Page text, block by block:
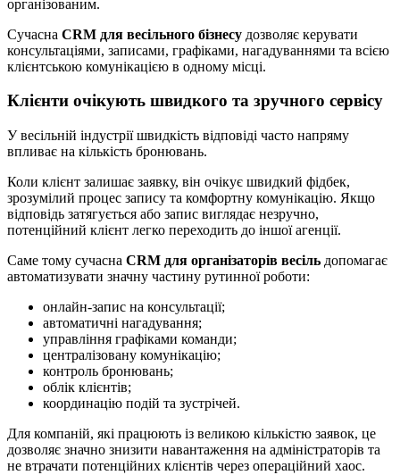
організованим.
Сучасна CRM для весільного бізнесу дозволяє керувати
консультаціями, записами, графіками, нагадуваннями та всією
клієнтською комунікацією в одному місці.
Клієнти очікують швидкого та зручного сервісу
У весільній індустрії швидкість відповіді часто напряму
впливає на кількість бронювань.
Коли клієнт залишає заявку, він очікує швидкий фідбек,
зрозумілий процес запису та комфортну комунікацію. Якщо
відповідь затягується або запис виглядає незручно,
потенційний клієнт легко переходить до іншої агенції.
Саме тому сучасна CRM для організаторів весіль допомагає
автоматизувати значну частину рутинної роботи:
онлайн-запис на консультації;
автоматичні нагадування;
управління графіками команди;
централізовану комунікацію;
контроль бронювань;
облік клієнтів;
координацію подій та зустрічей.
Для компаній, які працюють із великою кількістю заявок, це
дозволяє значно знизити навантаження на адміністраторів та
не втрачати потенційних клієнтів через операційний хаос.